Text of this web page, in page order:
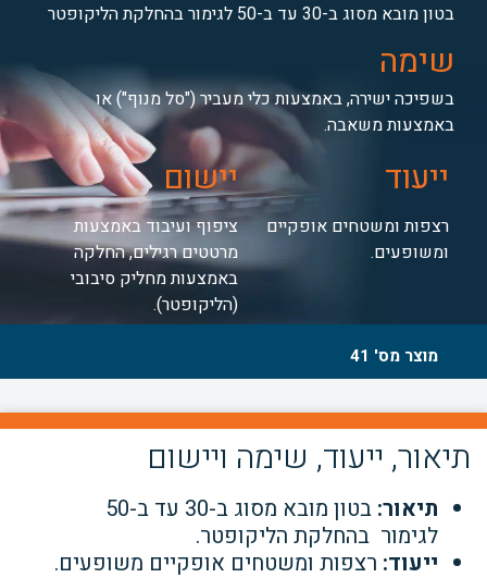
בטון מובא מסוג ב-30 עד ב-50 לגימור בהחלקת הליקופטר
שימה
בשפיכה ישירה, באמצעות כלי מעביר ("סל מנוף") או
באמצעות משאבה.
ייעוד יישום
רצפות ומשטחים אופקיים
ומשופעים.
ציפוף ועיבוד באמצעות
מרטטים רגילים, החלקה
באמצעות מחליק סיבובי
(הליקופטר).
מוצר מס' 41
תיאור, ייעוד, שימה ויישום
תיאור:
לגימור בהחלקת הליקופטר.
ייעוד: רצפות ומשטחים אופקיים משופעים.